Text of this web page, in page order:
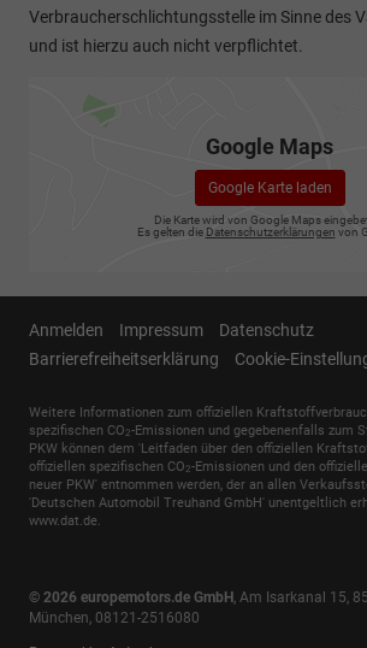
Verbraucherschlichtungsstelle im Sinne des
und ist hierzu auch nicht verpflichtet.
Google Maps
Google Karte laden
Die Karte wird von Google Maps
Es gelten die Datenschutzerklärungen von
Anmelden Impressum
Datenschutz
Barrierefreiheitserklärung
Cookie-
Weitere Informationen zum offiziellen
spezifischen CO2-Emissionen und gegebenenfalls zum
PKW können dem 'Leitfaden über den offiziellen
offiziellen spezifischen CO2-Emissionen und den
neuer PKW' entnommen werden, der an allen
'Deutschen Automobil Treuhand GmbH' unentgeltlich
www.dat.de.
© 2026 europemotors.de GmbH , Am Isarkanal 15,
München, 08121-2516080